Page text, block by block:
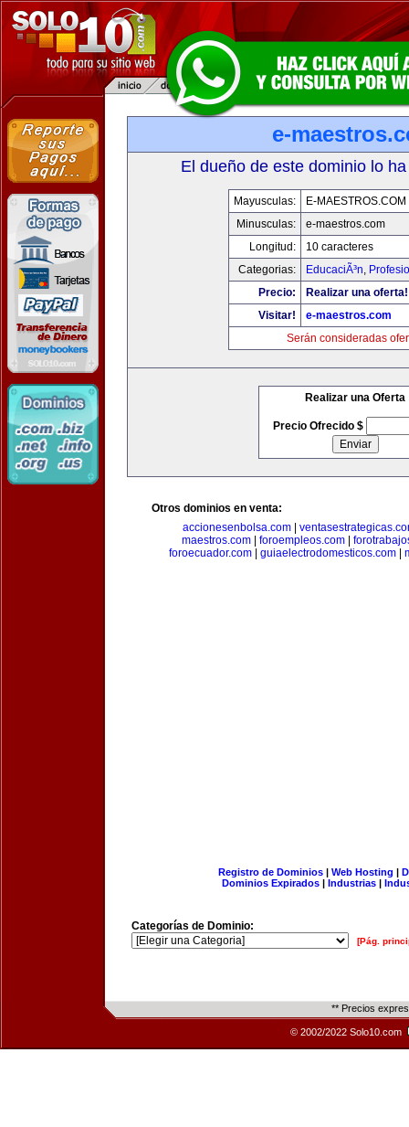
e-
El dueño de este dominio lo
Mayusculas:
E-MAESTROS.COM
Minusculas:
e-maestros.com
Longitud:
10 caracteres
Categorias:
EducaciÃ³n,
Precio:
Realizar una oferta!
Visitar!
e-maestros.com
Serán consideradas
Realizar una Oferta
Precio Ofrecido $
Otros dominios en venta:
accionesenbolsa.com|
maestros.com| foroempleos.com|
foroecuador.com| guiaelectrodomesticos.com|
Registro de Dominios| Web Hosting |
Dominios Expirados | Industrias |
Categorías de Dominio:
[Pág.
** Precios
© 2002/2022 Solo10.com